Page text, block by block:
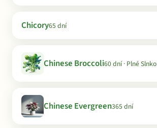
Chicory65 dní
Chinese Broccoli60 dní · Plné Slnko
Chinese Evergreen365 dní